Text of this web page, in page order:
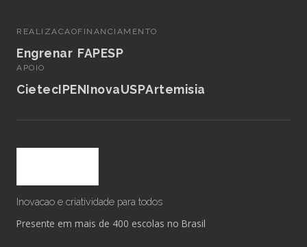
REALIZACAO
Engrenar
FINANCIAMENTO
FAPESP
APOIO
CietecIPENInovaUSPArtemisia
Inovacao e criatividade para todos
Presente em mais de 400 escolas no Brasil